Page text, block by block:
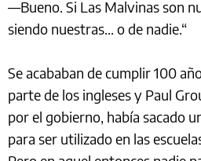
—Bueno. Si Las Malvinas son
siendo nuestras... o de nadie.“
Se acababan de cumplir 100
parte de los ingleses y Paul
por el gobierno, había sacado
para ser utilizado en las